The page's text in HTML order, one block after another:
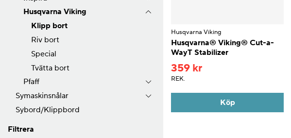
Husqvarna Viking
Klipp bort
Riv bort
Special
Tvätta bort
Pfaff
Symaskinsnålar
Sybord/Klippbord
Filtrera
Husqvarna Viking
Husqvarna® Viking® Cut-a-
WayT Stabilizer
359 kr
REK.
Köp